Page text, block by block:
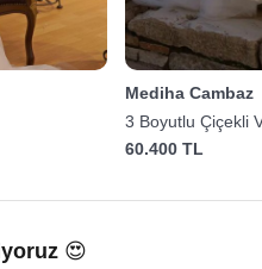
Mediha Cambaz
3 Boyutlu Çiçekli
60.400 TL
😍